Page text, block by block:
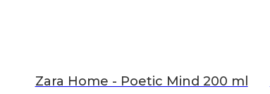
Zara Home - Poetic Mind 200 ml